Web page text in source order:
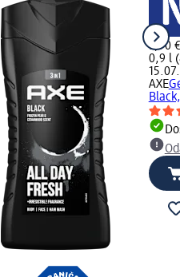
7,90 €
0,9 l
AXEGel
Black,